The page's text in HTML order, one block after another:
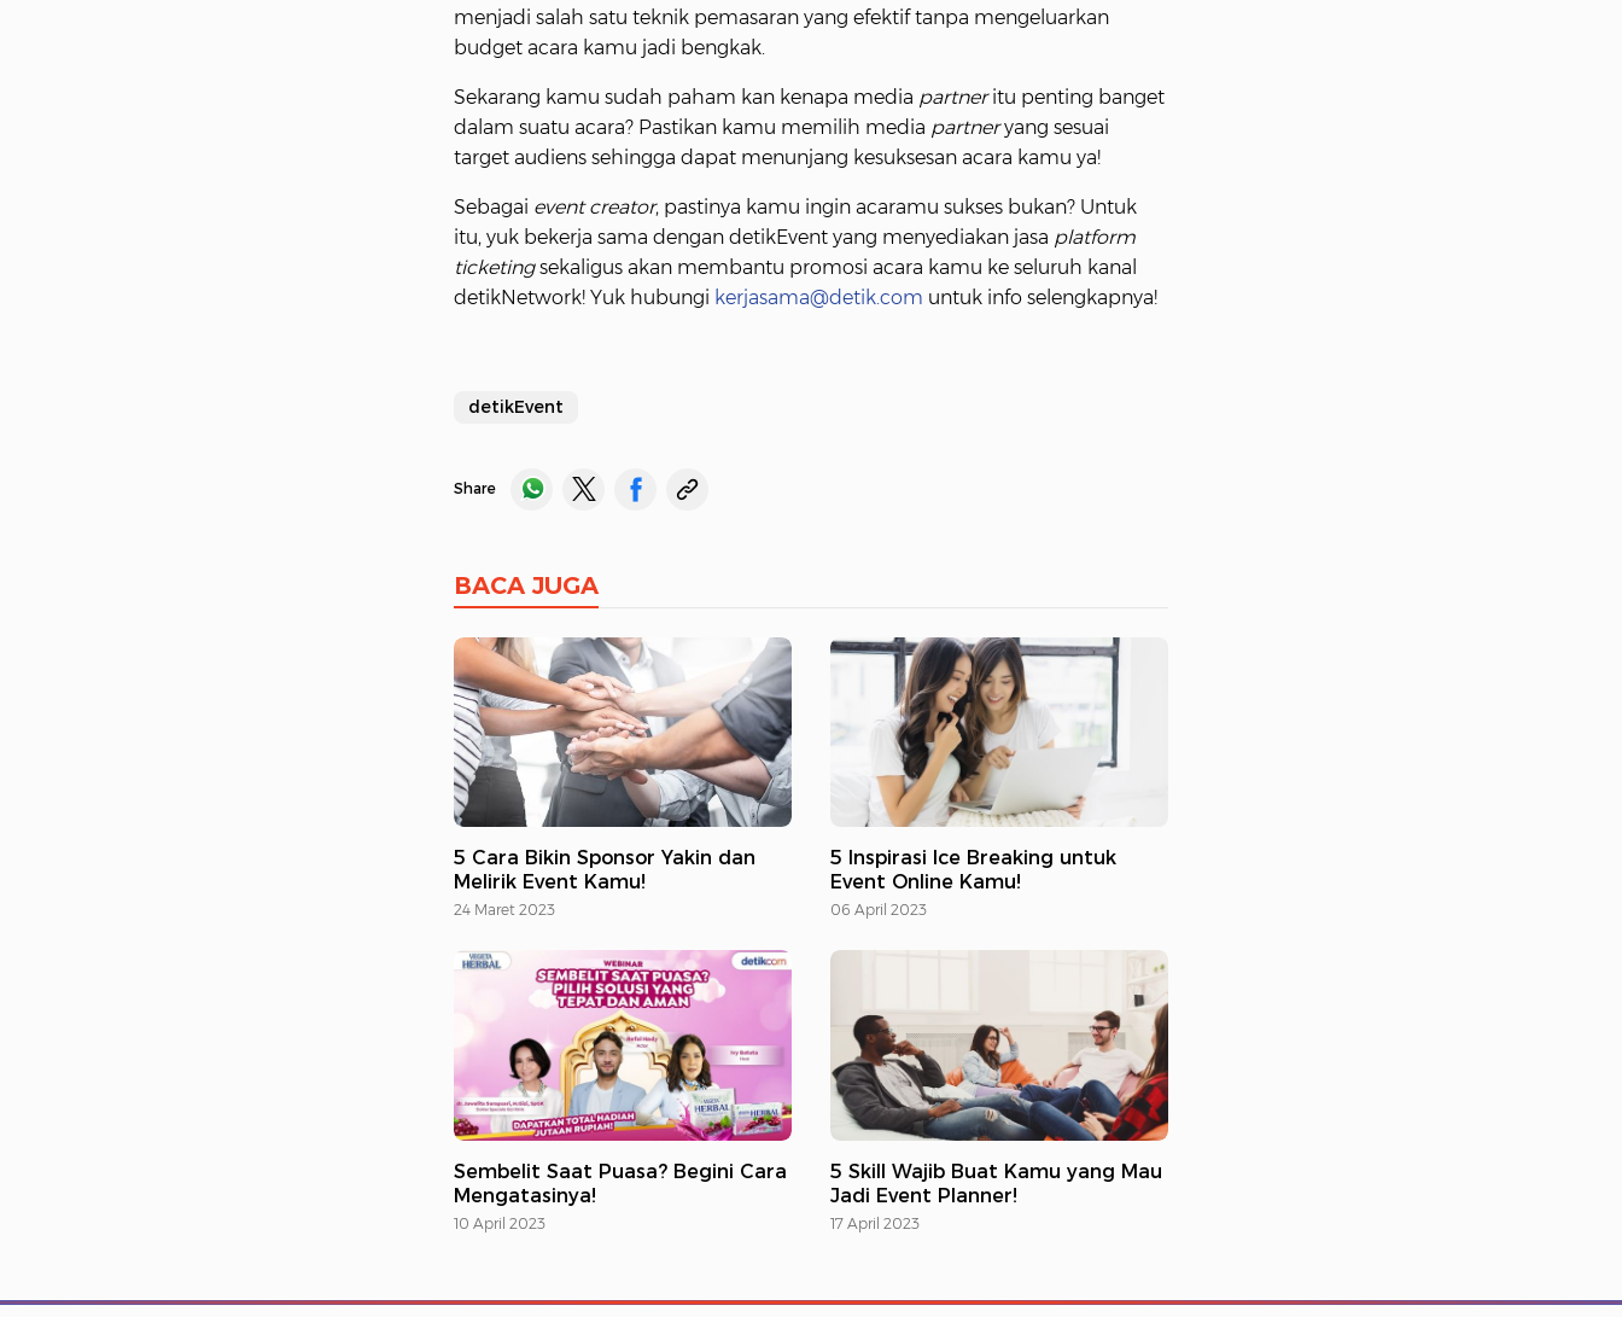
menjadi salah satu teknik pemasaran yang efektif tanpa mengeluarkan
budget acara kamu jadi bengkak.
Sekarang kamu sudah paham kan kenapa media partneritu penting banget
dalam suatu acara? Pastikan kamu memilih media partneryang sesuai
target audiens sehingga dapat menunjang kesuksesan acara kamu ya!
Sebagai event creator, pastinya kamu ingin acaramu sukses bukan? Untuk
itu, yuk bekerja sama dengan detikEvent yang menyediakan jasa platform
ticketingsekaligus akan membantu promosi acara kamu ke seluruh kanal
detikNetwork! Yuk hubungi kerjasama@detik.com untuk info selengkapnya!
detikEvent
Share
BACA JUGA
5 Cara Bikin Sponsor Yakin dan
Melirik Event Kamu!
24 Maret 2023
5 Inspirasi Ice Breaking untuk
Event Online Kamu!
06 April 2023
Sembelit Saat Puasa? Begini Cara
Mengatasinya!
10 April 2023
5 Skill Wajib Buat Kamu yang Mau
Jadi Event Planner!
17 April 2023